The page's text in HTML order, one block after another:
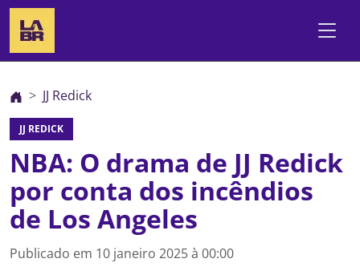
JJ Redick
JJ REDICK
NBA: O drama de JJ Redick
por conta dos incêndios
de Los Angeles
Publicado em 10 janeiro 2025 à 00:00